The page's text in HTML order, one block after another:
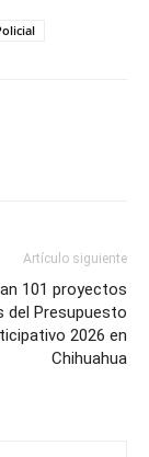
Artículo siguiente
101 proyectos
del Presupuesto
2026 en
Chihuahua